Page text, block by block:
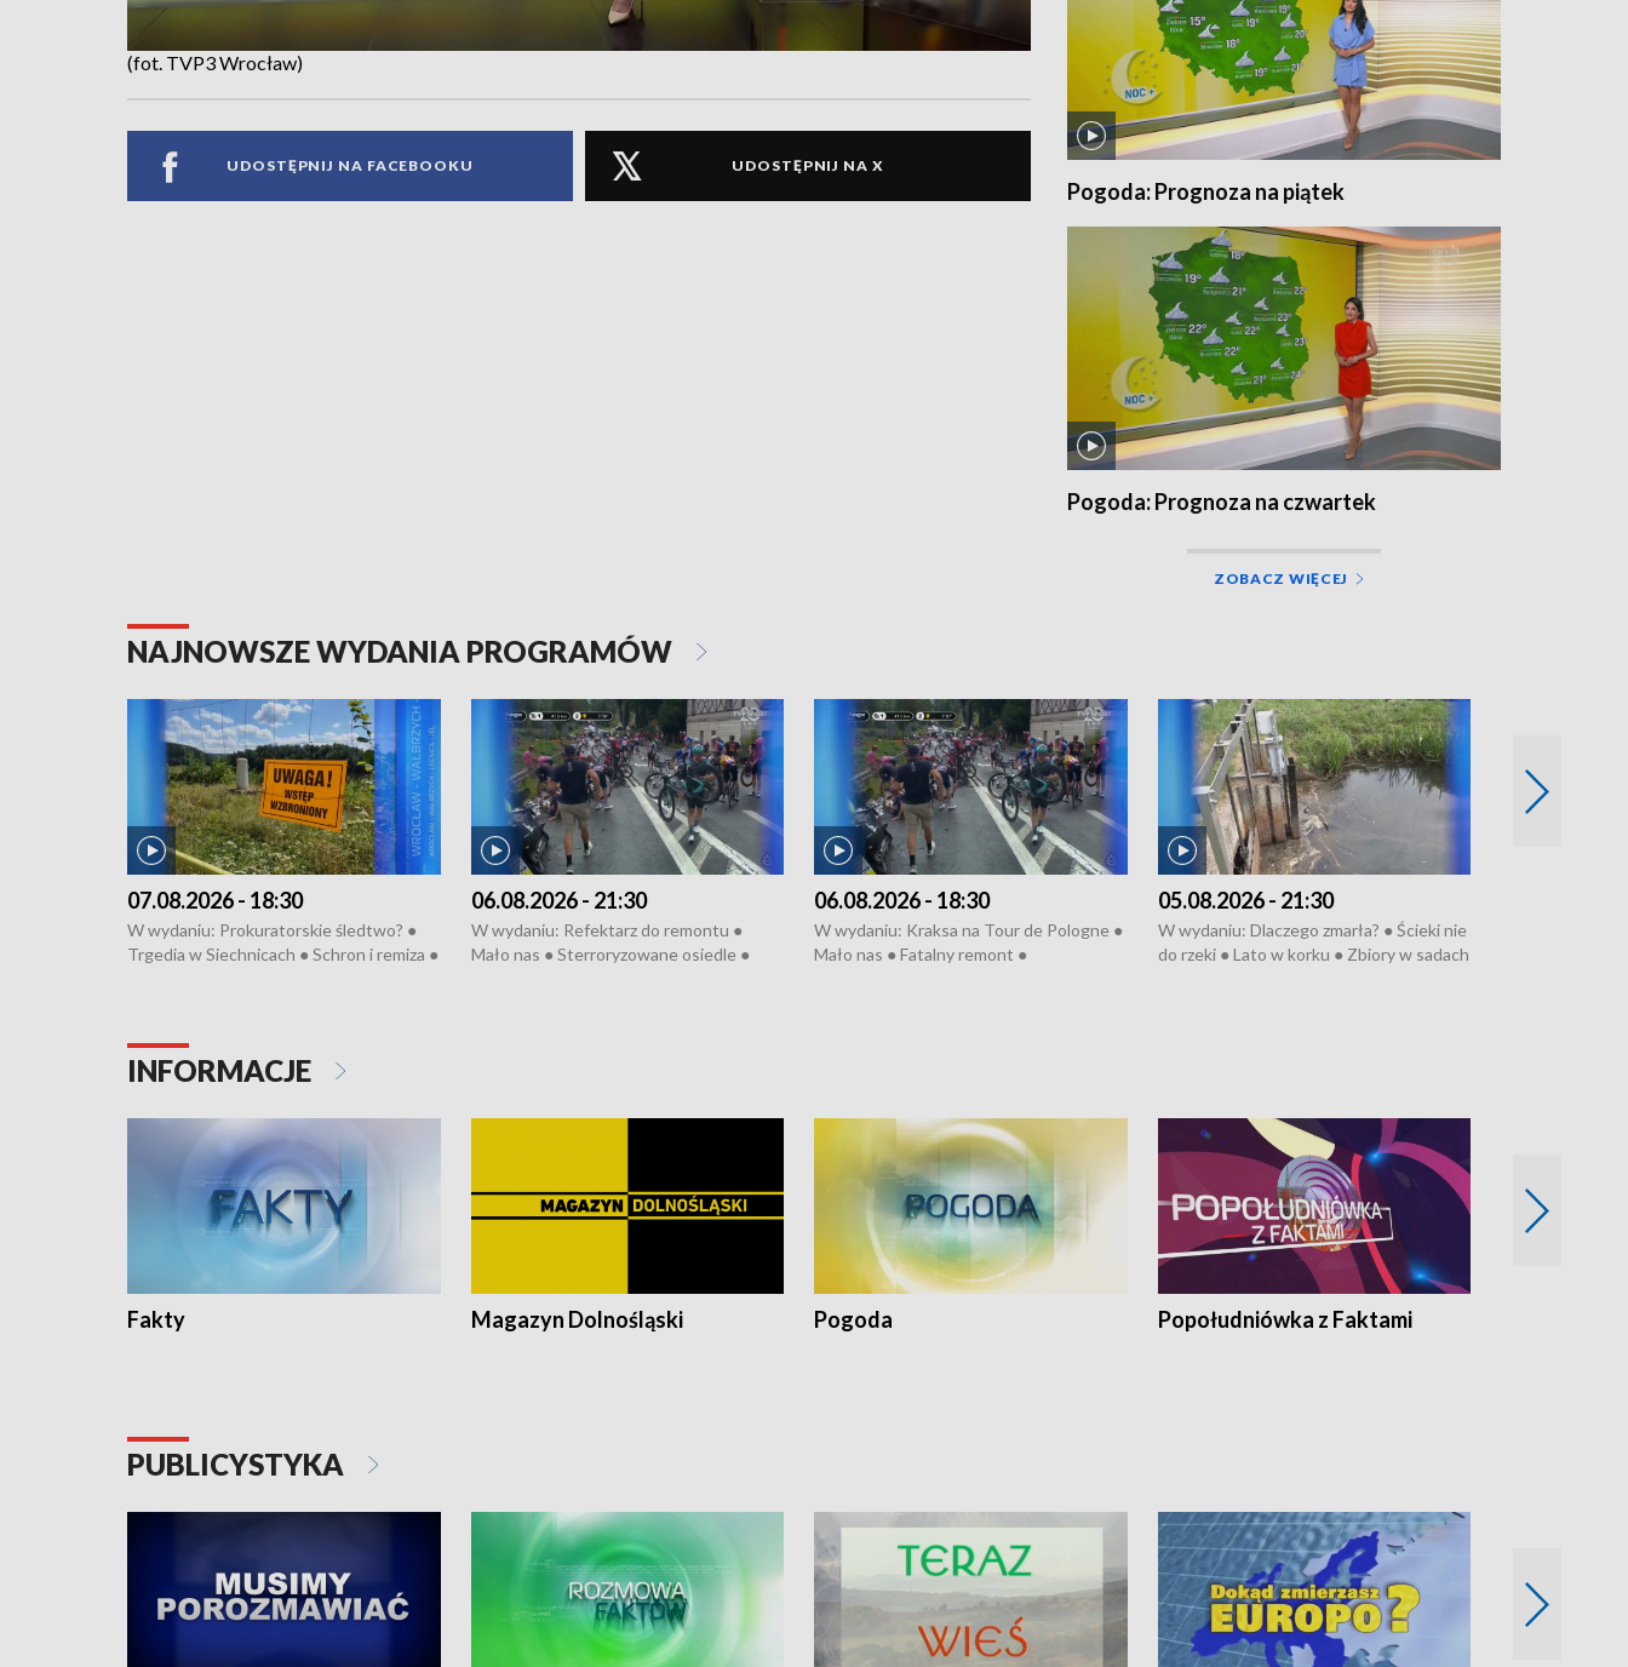
(fot. TVP3 Wrocław)
UDOSTĘPNIJ NA FACEBOOKU UDOSTĘPNIJ NA X
Pogoda: Prognoza na piątek
Pogoda: Prognoza na czwartek
ZOBACZ WIĘCEJ
NAJNOWSZE WYDANIA PROGRAMÓW
07.08.2026 - 18:30
W wydaniu: Prokuratorskie śledtwo? ●
Trgedia w Siechnicach ● Schron i remiza ●
● Odbudowa po powodzi ● Filmowy
Lubomierz
06.08.2026 - 21:30
W wydaniu: Refektarz do remontu ●
Mało nas ● Sterroryzowane osiedle ●
06.08.2026 - 18:30
W wydaniu: Kraksa na Tour de Pologne ●
Mało nas ● Fatalny remont ●
05.08.2026 - 21:30
W wydaniu: Dlaczego zmarła? ● Ścieki nie
do rzeki ● Lato w korku ● Zbiory w sadach
INFORMACJE
Fakty Magazyn Dolnośląski Pogoda Popołudniówka z Faktami
PUBLICYSTYKA